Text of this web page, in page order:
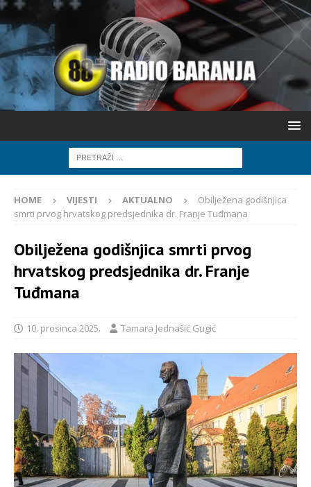
HOME VIJESTI AKTUALNO
Obilježena godišnjica
smrti prvog hrvatskog predsjednika dr. Franje Tuđmana
Obilježena godišnjica smrti prvog
hrvatskog predsjednika dr. Franje
Tuđmana
10. prosinca 2025. Tamara Jednašić Gugić